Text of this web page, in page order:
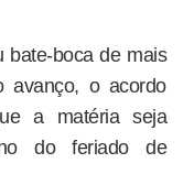
bate-boca de mais
avanço, o acordo
a matéria seja
do feriado de